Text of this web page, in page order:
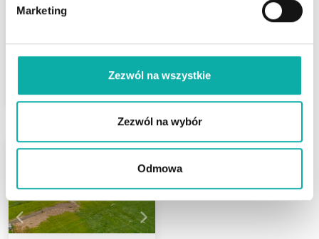
Marketing
Zezwól na wszystkie
Zezwól na wybór
Odmowa
3 960 PLN/m
ZOBACZ